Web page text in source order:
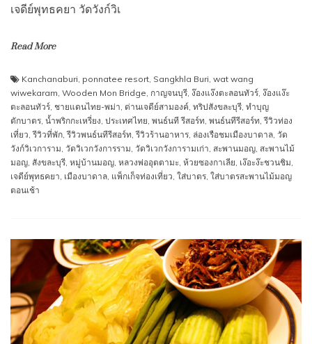
เจดีย์พุทธคยา วัดวังก์วิเ
Read More
Kanchanaburi, ponnatee resort, Sangkhla Buri, wat wang
wiwekaram, Wooden Mon Bridge, กาญจนบุรี, ง๊องแง๊งตะลอนทัวร์, ง๊องแง๊ะ
ตะลอนทัวร์, ชายแดนไทย-พม่า, ด่านเจดีย์สามองค์, ทริปสังขละบุรี, ทำบุญ
ตักบาตร, น้ำพริกกะเหรี่ยง, ประเทศไทย, พนธ์นที รีสอร์ท, พนธ์นทีรีสอร์ท,รีวิวท่อง
เที่ยว,รีวิวที่พัก,รีวิวพนธ์นทีรีสอร์ท,รีวิวร้านอาหาร, ล่องเรือชมเมืองบาดาล, วัด
วังก์วิเวการาม, วัดวิเวกวังการราม, วัดวิเวกวังการามเก่า, สะพานมอญ, สะพานไม้
มอญ, สังขละบุรี, หมู่บ้านมอญ, หลวงพ่ออุตตามะ, ห้วยซองกาเลีย, เง๊อะง๊ะชวนชิม,
เจดีย์พุทธคยา, เมืองบาดาล, แพ็กเก็จท่องเที่ยว, ใส่บาตร, ใส่บาตรสะพานไม้มอญ
ตอนเช้า